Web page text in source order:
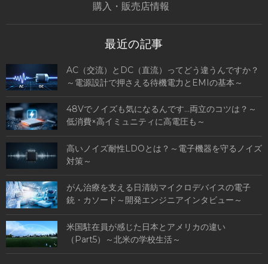
購入・販売店情報
最近の記事
AC（交流）とDC（直流）ってどう違うんですか？
～電源設計で押さえる待機電力とEMIの基本～
48Vでノイズも気になるんです…両立のコツは？～
低消費×高イミュニティに高電圧も～
高いノイズ耐性LDOとは？～電子機器を守るノイズ
対策～
がん治療を支える日清紡マイクロデバイスの電子
銃・カソード～開発エンジニアインタビュー～
米国駐在員が感じた日本とアメリカの違い
（Part5）～北米の学校生活～